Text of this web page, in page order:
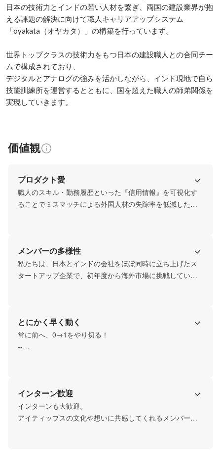
日本の技術力とインドの若い人材を繋ぎ、両国の建設業界が抱
える課題の解決に向けて職人キャリアアップシステム
「oyakata（オヤカタ）」の構築を行っています。
世界トップクラスの技術力をもつ日本の建設職人との合同チー
ムで構成されており、
デジタルとアナログの強みを活かしながら、インド現地で自ら
技能訓練所を運営するとともに、国を超えた職人の師弟関係を
価値観
プロダクト愛
職人のスキル・勤務履歴といった『信用情報』を可視化す
ることでミスマッチによる外国人材の失踪率を低減したい
たい。
そして、このプロダクトを通し、個人事業主として働く職
メンバーの多様性
私たちは、日本とインドの会社をほぼ同時に立ち上げたス
タートアップ企業で、初年度から海外市場に挑戦していま
メンバーが参画しています。
学歴・国籍・性別・年齢などにとらわれず、お互いの多様
とにかく早く動く
常に前へ、0→1をやり切る！
--
2023-03 プレシードラウンドにて総額4,750万円の資⾦調達
実施
2023-07 インド技能訓練校開校
インターン歓迎
インターンも大歓迎。
アイティップスの文化や想いに共感してくれるメンバーと